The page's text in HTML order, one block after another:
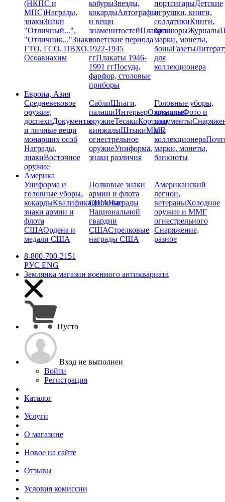
(НКПС и
МПС)Награды,
знакиЗнаки
"Отличный...",
"Отличник..."Знаки
ГТО, ГСО, ПВХО,
Осоавиахим
кобурыЗвезды,
кокардыАвтографы
и вещи
знаменитостейПлакаты
советские периода
1922-1945
ггПлакаты 1946-
1991 ггПосуда,
фарфор, столовые
приборы
портсигарыДетские
игрушки, книги,
солдатикиКниги,
брошюрыЖурналы
марки, монеты,
боныГазеты
для
коллекционера
Европа, Азия
Средневековое
оружие,
доспехиДокументы
и личные вещи
монарших особ
Награды,
знакиВосточное
оружие
СаблиШпаги,
палашиИнтерьерОхотничье
оружиеТесакиКортики,
кинжалыШтыкиММГ,
огнестрельное
оружиеУниформа,
знаки различия
Головные уборы,
кокардыФото и
документы
для
коллекционера
марки, монеты,
банкноты
Америка
Униформа и
головные уборы,
кокардыКвалификационные
знаки армии и
флота
СШАОрдена и
медали США
Полковые знаки
армии и флота
СШАНаграды
Национальной
гвардии
СШАСтрелковые
награды США
Американский
легион,
ветераныХолодное
оружие и ММГ
огнестрельного
Снаряжение,
разное
8-800-700-2151
РУС ENG
Землянка магазин военного антиквариата
Пусто
Вход не выполнен
Войти
Регистрация
Каталог
Услуги
О магазине
Новое на сайте
Отзывы
Условия комиссии